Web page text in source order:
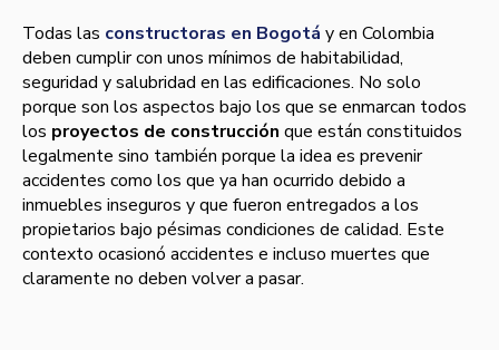
Todas las constructoras en Bogotá y en Colombia
deben cumplir con unos mí­nimos de habitabilidad,
seguridad y salubridad en las edificaciones. No solo
porque son los aspectos bajo los que se enmarcan todos
los proyectos de construcción que están constituidos
legalmente sino también porque la idea es prevenir
accidentes como los que ya han ocurrido debido a
inmuebles inseguros y que fueron entregados a los
propietarios bajo pésimas condiciones de calidad. Este
contexto ocasionó accidentes e incluso muertes que
claramente no deben volver a pasar.